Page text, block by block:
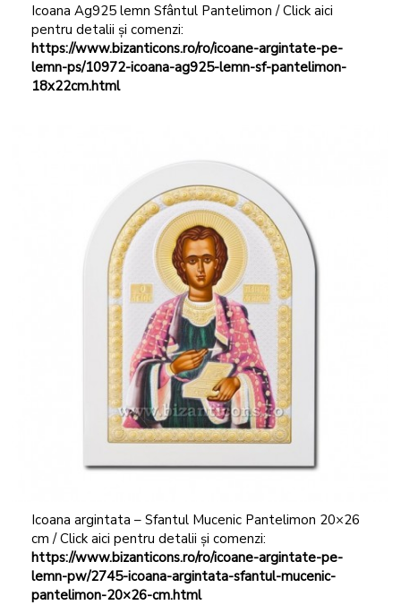
Icoana Ag925 lemn Sfântul Pantelimon / Click aici
pentru detalii și comenzi:
https://www.bizanticons.ro/ro/icoane-argintate-pe-
lemn-ps/10972-icoana-ag925-lemn-sf-pantelimon-
18x22cm.html
Icoana argintata – Sfantul Mucenic Pantelimon 20×26
cm / Click aici pentru detalii și comenzi:
https://www.bizanticons.ro/ro/icoane-argintate-pe-
lemn-pw/2745-icoana-argintata-sfantul-mucenic-
pantelimon-20×26-cm.html